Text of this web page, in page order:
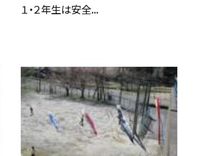
１・２年生は安全...